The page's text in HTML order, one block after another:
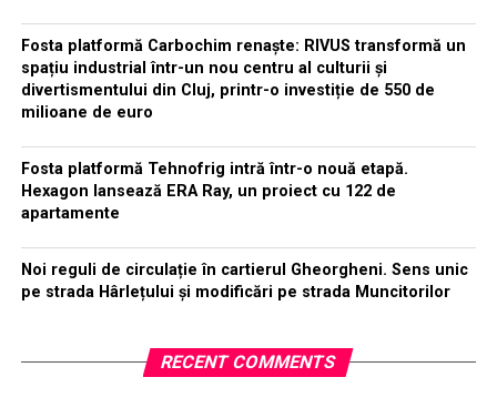
Fosta platformă Carbochim renaște: RIVUS transformă un
spațiu industrial într-un nou centru al culturii și
divertismentului din Cluj, printr-o investiție de 550 de
milioane de euro
Fosta platformă Tehnofrig intră într-o nouă etapă.
Hexagon lansează ERA Ray, un proiect cu 122 de
apartamente
Noi reguli de circulație în cartierul Gheorgheni. Sens unic
pe strada Hârlețului și modificări pe strada Muncitorilor
RECENT COMMENTS